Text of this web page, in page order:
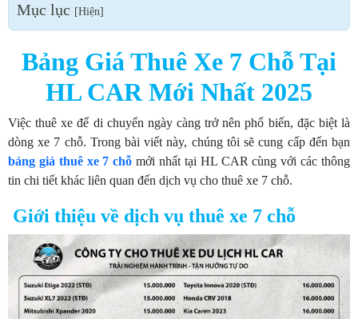
Mục lục [Hiện]
Bảng Giá Thuê Xe 7 Chỗ Tại
HL CAR Mới Nhất 2025
Việc thuê xe để di chuyển ngày càng trở nên phổ biến, đặc biệt là
dòng xe 7 chỗ. Trong bài viết này, chúng tôi sẽ cung cấp đến bạn
bảng giá thuê xe 7 chỗ mới nhất tại HL CAR cùng với các thông
tin chi tiết khác liên quan đến dịch vụ cho thuê xe 7 chỗ.
Giới thiệu về dịch vụ thuê xe 7 chỗ